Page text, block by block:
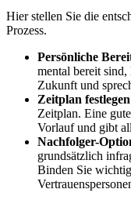
Hier stellen Sie die
Prozess.
Persönliche
mental bereit
Zukunft und
Zeitplan
Zeitplan. Eine
Vorlauf und gibt
Nachfolger-
grundsätzlich
Binden Sie
Plattformen
YouTube
Information: